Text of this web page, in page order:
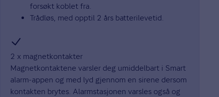
forsøkt koblet fra.
Trådløs, med opptil 2 års batterilevetid.
2 x magnetkontakter
Magnetkontaktene varsler deg umiddelbart i Smart
alarm-appen og med lyd gjennom en sirene dersom
kontakten brytes. Alarmstasjonen varsles også og